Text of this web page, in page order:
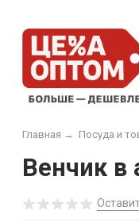
Главная → Посуда и
Венчик в